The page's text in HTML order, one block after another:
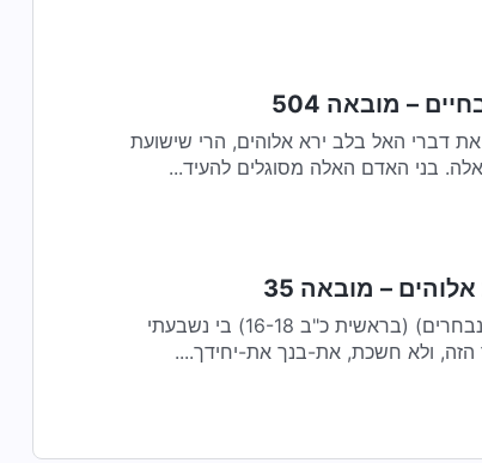
– מובאה 504
דברי האל בלב ירא אלוהים, הרי שישועת
בני האדם האלה מסוגלים להעיד...
– מובאה 35
הבטחתו של אלוהים לאברהם (קטעים נבחרים) (בראשית כ"ב 16-18) בי נשבעתי
הזה, ולא חשכת, את-בנך את-יחידך....